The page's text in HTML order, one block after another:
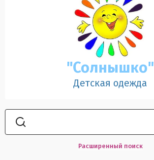
"Солнышко"
Детская одежда
Расширенный поиск